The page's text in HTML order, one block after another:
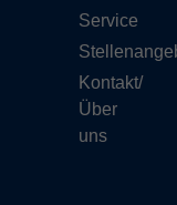
Service
Kontakt/
Über
uns